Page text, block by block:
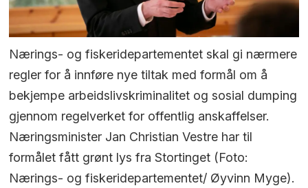
Nærings- og fiskeridepartementet skal gi nærmere
regler for å innføre nye tiltak med formål om å
bekjempe arbeidslivskriminalitet og sosial dumping
gjennom regelverket for offentlig anskaffelser.
Næringsminister Jan Christian Vestre har til
formålet fått grønt lys fra Stortinget (Foto:
Nærings- og fiskeridepartementet/ Øyvinn Myge).